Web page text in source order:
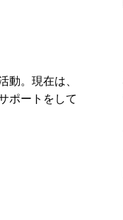
。現在は、
ポートをして